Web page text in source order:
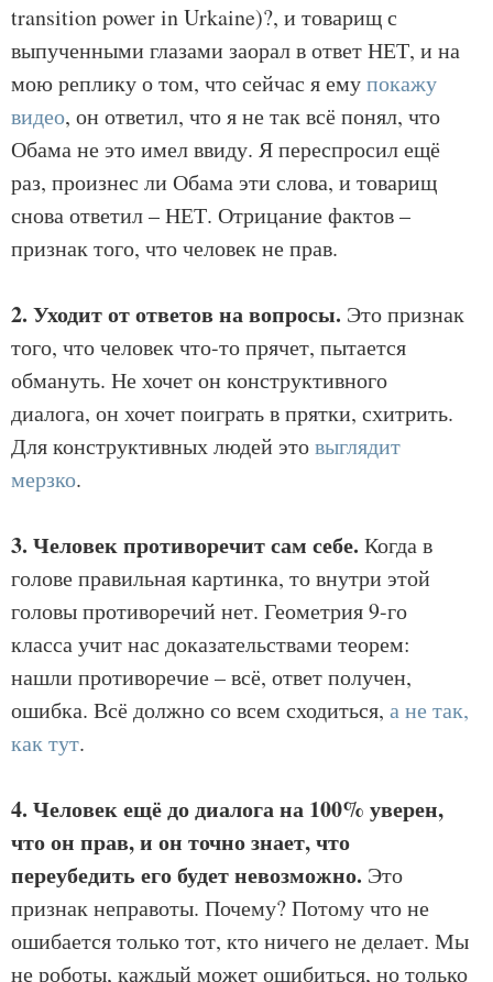
transition power in Urkaine)?, и товарищ с
выпученными глазами заорал в ответ НЕТ, и на
мою реплику о том, что сейчас я емупокажу
видео, он ответил, что я не так всё понял, что
Обама не это имел ввиду. Я переспросил ещё
раз, произнес ли Обама эти слова, и товарищ
снова ответил – НЕТ. Отрицание фактов –
признак того, что человек не прав.
2. Уходит от ответов на вопросы. Это признак
того, что человек что-то прячет, пытается
обмануть. Не хочет он конструктивного
диалога, он хочет поиграть в прятки, схитрить.
Для конструктивных людей этовыглядит
мерзко.
3. Человек противоречит сам себе. Когда в
голове правильная картинка, то внутри этой
головы противоречий нет. Геометрия 9-го
класса учит нас доказательствами теорем:
нашли противоречие – всё, ответ получен,
ошибка. Всё должно со всем сходиться, а не так,
как тут.
4. Человек ещё до диалога на 100% уверен,
что он прав, и он точно знает, что
переубедить его будет невозможно. Это
признак неправоты. Почему? Потому что не
ошибается только тот, кто ничего не делает. Мы
не роботы, каждый может ошибиться, но только